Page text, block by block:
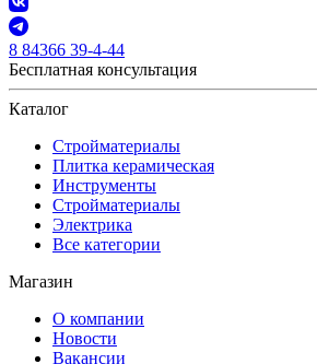
8 84366 39-4-44
Бесплатная консультация
Каталог
Стройматериалы
Плитка керамическая
Инструменты
Стройматериалы
Электрика
Все категории
Магазин
О компании
Новости
Вакансии